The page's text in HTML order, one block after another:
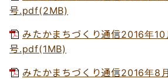
号.pdf(2MB)
みたかまちづくり通信2016年10
号.pdf(1MB)
みたかまちづくり通信2016年8